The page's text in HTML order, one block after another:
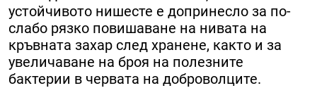
устойчивото нишесте е допринесло за по-
слабо рязко повишаване на нивата на
кръвната захар след хранене, както и за
увеличаване на броя на полезните
бактерии в червата на доброволците.